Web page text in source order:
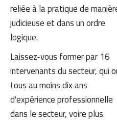
reliée à la pratique de
judicieuse et dans un ordre
logique.
Laissez-vous former par 16
intervenants du secteur, qui
tous au moins dix ans
d'expérience professionnelle
dans le secteur, voire plus.